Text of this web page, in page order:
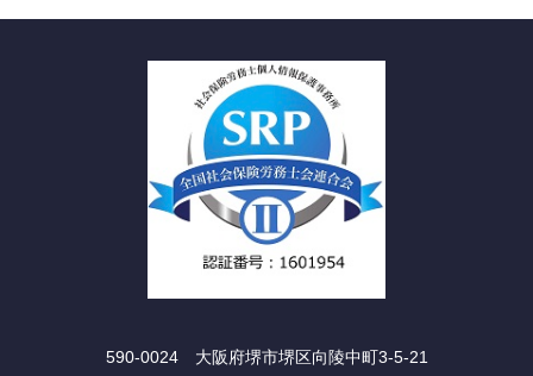
590-0024 大阪府堺市堺区向陵中町3-5-21